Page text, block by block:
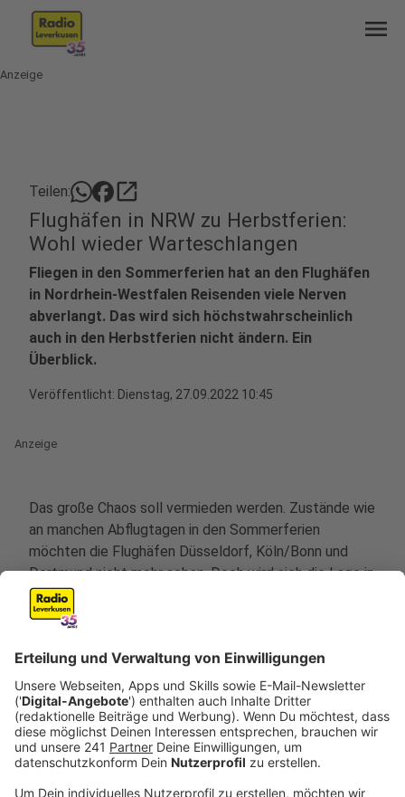
menu
Anzeige
Teilen: open_in_new
Flughäfen in NRW zu Herbstferien:
Wohl wieder Warteschlangen
Fliegen in den Sommerferien hat an den Flughäfen
in Nordrhein-Westfalen Reisenden viele Nerven
abverlangt. Das wird sich höchstwahrscheinlich
auch in den Herbstferien nicht ändern. Ein
Überblick.
Veröffentlicht: Dienstag, 27.09.2022 10:45
Anzeige
Das große Chaos soll vermieden werden. Zustände wie
an manchen Abflugtagen in den Sommerferien
möchten die Flughäfen Düsseldorf, Köln/Bonn und
Dortmund nicht mehr sehen. Doch wird sich die Lage in
den Herbstferien verbessern? Der Plan der Politik vor
einigen Wochen: Aushilfskräfte aus der Türkei sollen
vorübergehend schließen - egal ob im
Sicherheitsbereich oder der Gepäckabfertigung. Doch:
In NRW sind bisweilen keine Arbeiter angestellt. Auch
der Frankfurter Flughafen ließ wissen, dass diese
Planungen schon über den Haufen geworfen wurden.
Was nun?